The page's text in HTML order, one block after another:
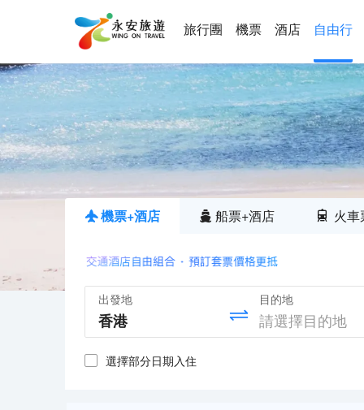
旅行團 機票 酒店 自由行
機票+酒店 船票+酒店 火車
出發地 目的地
選擇部分日期入住